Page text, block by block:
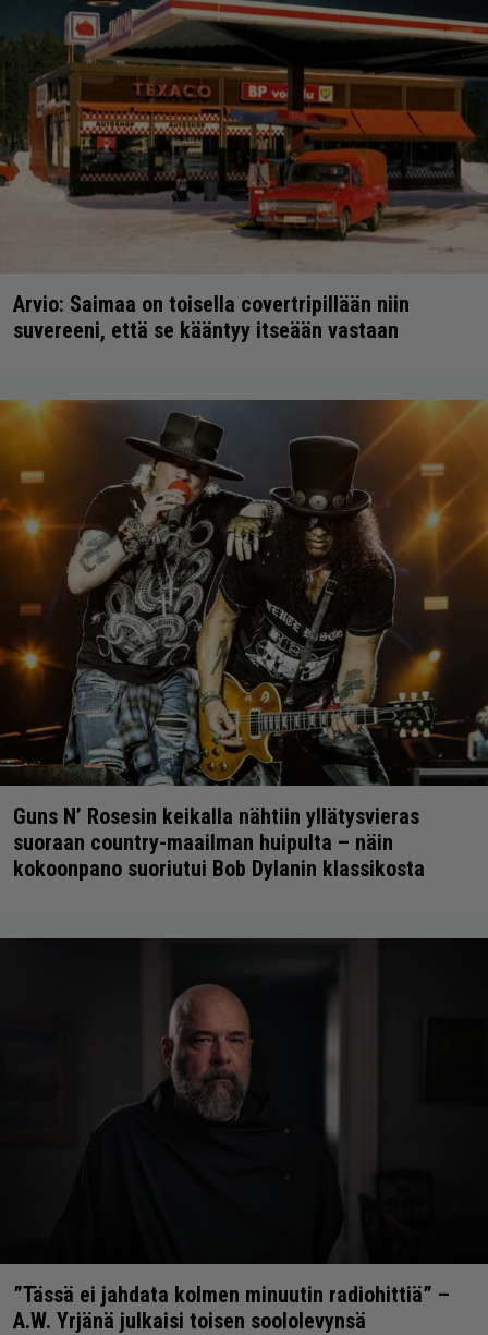
Arvio: Saimaa on toisella covertripillään niin
suvereeni, että se kääntyy itseään vastaan
Guns N’ Rosesin keikalla nähtiin yllätysvieras
suoraan country-maailman huipulta – näin
kokoonpano suoriutui Bob Dylanin klassikosta
”Tässä ei jahdata kolmen minuutin radiohittiä” –
A.W. Yrjänä julkaisi toisen soololevynsä